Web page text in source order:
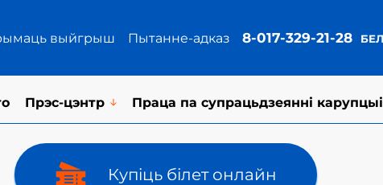
выйгрыш Пытанне-адказ 8-017-329-21-28
Прэс-цэнтр Праца па супрацьдзеянні карупцыі
Купіць білет онлайн